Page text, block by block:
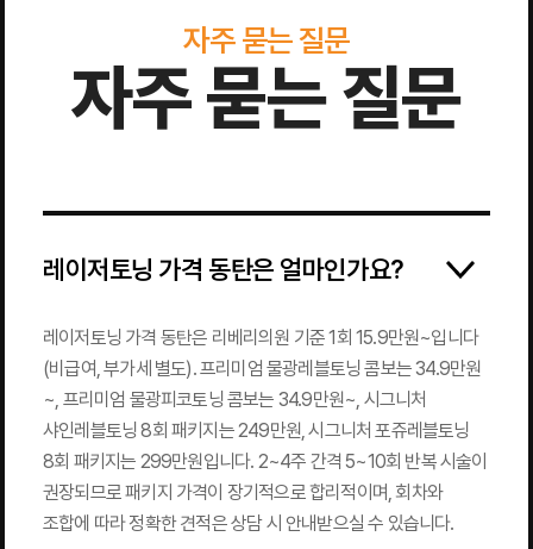
자주 묻는 질문
자주 묻는 질문
레이저토닝 가격 동탄은 얼마인가요?
레이저토닝 가격 동탄은 리베리의원 기준 1회 15.9만원~입니다
(비급여, 부가세 별도). 프리미엄 물광레블토닝 콤보는 34.9만원
~, 프리미엄 물광피코토닝 콤보는 34.9만원~, 시그니처
샤인레블토닝 8회 패키지는 249만원, 시그니처 포쥬레블토닝
8회 패키지는 299만원입니다. 2~4주 간격 5~10회 반복 시술이
권장되므로 패키지 가격이 장기적으로 합리적이며, 회차와
조합에 따라 정확한 견적은 상담 시 안내받으실 수 있습니다.